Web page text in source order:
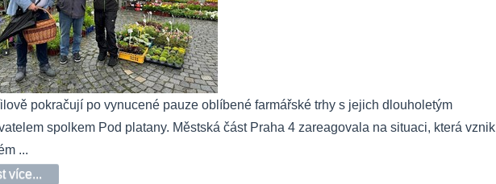
pokračují po vynucené pauze oblíbené farmářské trhy s jejich dlouholetým
spolkem Pod platany. Městská část Praha 4 zareagovala na situaci, která
...
více...